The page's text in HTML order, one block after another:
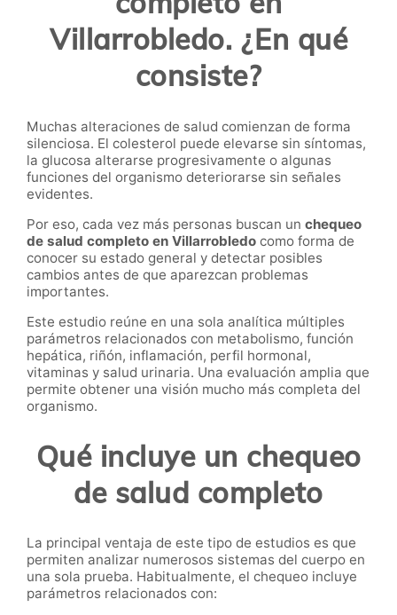
Villarrobledo. ¿En qué
consiste?
Muchas alteraciones de salud comienzan de forma
silenciosa. El colesterol puede elevarse sin síntomas,
la glucosa alterarse progresivamente o algunas
funciones del organismo deteriorarse sin señales
evidentes.
Por eso, cada vez más personas buscan un chequeo
de salud completo en Villarrobledo como forma de
conocer su estado general y detectar posibles
cambios antes de que aparezcan problemas
importantes.
Este estudio reúne en una sola analítica múltiples
parámetros relacionados con metabolismo, función
hepática, riñón, inflamación, perfil hormonal,
vitaminas y salud urinaria. Una evaluación amplia que
permite obtener una visión mucho más completa del
organismo.
Qué incluye un chequeo
de salud completo
La principal ventaja de este tipo de estudios es que
permiten analizar numerosos sistemas del cuerpo en
una sola prueba. Habitualmente, el chequeo incluye
parámetros relacionados con: